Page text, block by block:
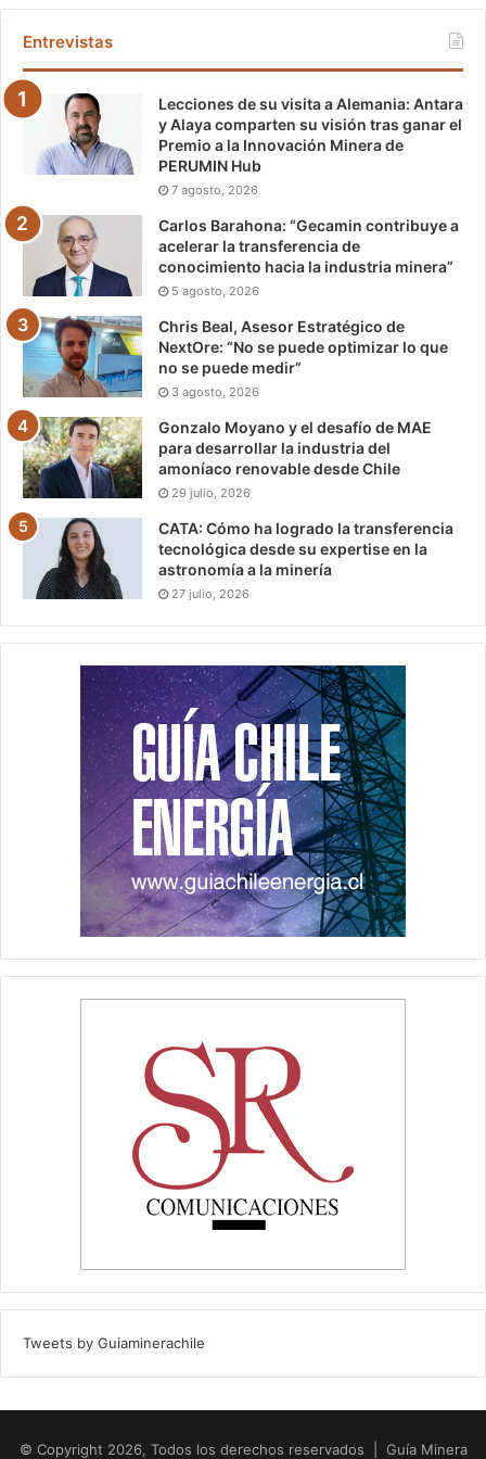
Entrevistas
Lecciones de su visita a Alemania: Antara
y Alaya comparten su visión tras ganar el
Premio a la Innovación Minera de
PERUMIN Hub
7 agosto, 2026
Carlos Barahona: “Gecamin contribuye a
acelerar la transferencia de
conocimiento hacia la industria minera”
5 agosto, 2026
Chris Beal, Asesor Estratégico de
NextOre: “No se puede optimizar lo que
no se puede medir”
3 agosto, 2026
Gonzalo Moyano y el desafío de MAE
para desarrollar la industria del
amoníaco renovable desde Chile
29 julio, 2026
CATA: Cómo ha logrado la transferencia
tecnológica desde su expertise en la
astronomía a la minería
27 julio, 2026
Tweets by Guiaminerachile
© Copyright 2026, Todos los derechos reservados | Guía Minera